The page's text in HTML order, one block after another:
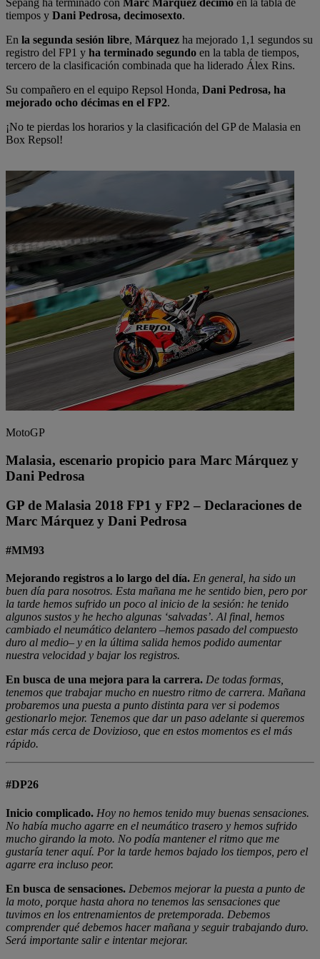
Sepang ha terminado con Marc Márquez décimo en la tabla de
tiempos y Dani Pedrosa, decimosexto.
En la segunda sesión libre, Márquez ha mejorado 1,1 segundos su
registro del FP1 y ha terminado segundo en la tabla de tiempos,
tercero de la clasificación combinada que ha liderado Álex Rins.
Su compañero en el equipo Repsol Honda, Dani Pedrosa, ha
mejorado ocho décimas en el FP2.
¡No te pierdas los horarios y la clasificación del GP de Malasia en
Box Repsol!
MotoGP
Malasia, escenario propicio para Marc Márquez y
Dani Pedrosa
GP de Malasia 2018 FP1 y FP2 – Declaraciones de
Marc Márquez y Dani Pedrosa
#MM93
Mejorando registros a lo largo del día. En general, ha sido un
buen día para nosotros. Esta mañana me he sentido bien, pero por
la tarde hemos sufrido un poco al inicio de la sesión: he tenido
algunos sustos y he hecho algunas ‘salvadas’. Al final, hemos
cambiado el neumático delantero –hemos pasado del compuesto
duro al medio– y en la última salida hemos podido aumentar
nuestra velocidad y bajar los registros.
En busca de una mejora para la carrera. De todas formas,
tenemos que trabajar mucho en nuestro ritmo de carrera. Mañana
probaremos una puesta a punto distinta para ver si podemos
gestionarlo mejor. Tenemos que dar un paso adelante si queremos
estar más cerca de Dovizioso, que en estos momentos es el más
rápido.
#DP26
Inicio complicado. Hoy no hemos tenido muy buenas sensaciones.
No había mucho agarre en el neumático trasero y hemos sufrido
mucho girando la moto. No podía mantener el ritmo que me
gustaría tener aquí. Por la tarde hemos bajado los tiempos, pero el
agarre era incluso peor.
En busca de sensaciones. Debemos mejorar la puesta a punto de
la moto, porque hasta ahora no tenemos las sensaciones que
tuvimos en los entrenamientos de pretemporada. Debemos
comprender qué debemos hacer mañana y seguir trabajando duro.
Será importante salir e intentar mejorar.